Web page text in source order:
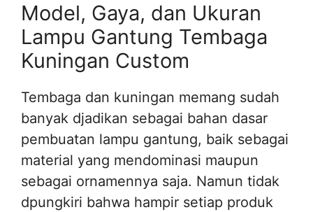
Model, Gaya, dan Ukuran
Lampu Gantung Tembaga
Kuningan Custom
Tembaga dan kuningan memang sudah
banyak djadikan sebagai bahan dasar
pembuatan lampu gantung, baik sebagai
material yang mendominasi maupun
sebagai ornamennya saja. Namun tidak
dpungkiri bahwa hampir setiap produk